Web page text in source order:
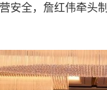
安全，詹红伟牵头